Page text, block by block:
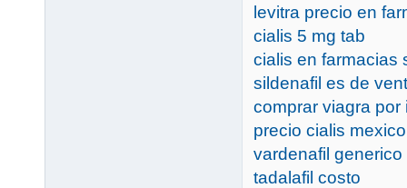
levitra precio en
cialis 5 mg tab
cialis en farmacias
sildenafil es de
comprar viagra por
precio cialis
vardenafil generico
tadalafil costo